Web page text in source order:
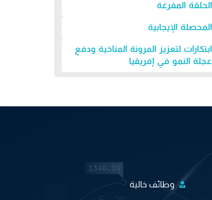
الحلقة المفرغة
المحصلة الإيجابية
ابتكارات لتعزيز المرونة المناخية ودفع
عجلة النمو في إفريقيا
وظائف خالية